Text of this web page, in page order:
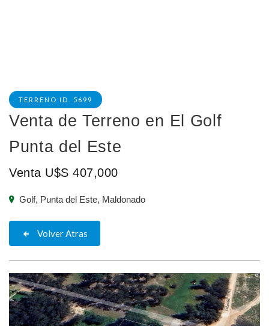
TERRENO ID. 5699
Venta de Terreno en El Golf
Punta del Este
Venta U$S 407,000
Golf, Punta del Este, Maldonado
Volver Atras